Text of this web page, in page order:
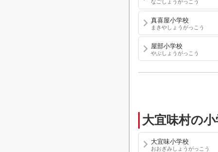
なごしょうがっこう
真喜屋小学校
まきやしょうがっこう
屋部小学校
やぶしょうがっこう
大宜味村の
大宜味小学校
おおぎみしょうがっこう